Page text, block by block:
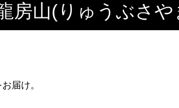
山(りゅうぶさや
届け。